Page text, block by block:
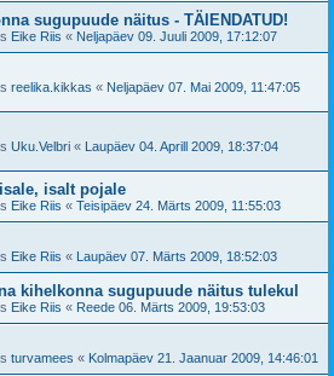
sugupuude näitus - TÄIENDATUD!
Eike Riis « Neljapäev 09. Juuli 2009, 17:12:07
reelika.kikkas « Neljapäev 07. Mai 2009, 11:47:05
Uku.Velbri « Laupäev 04. Aprill 2009, 18:37:04
isalt pojale
Eike Riis « Teisipäev 24. Märts 2009, 11:55:03
Eike Riis « Laupäev 07. Märts 2009, 18:52:03
kihelkonna sugupuude näitus tulekul
Eike Riis « Reede 06. Märts 2009, 19:53:03
turvamees « Kolmapäev 21. Jaanuar 2009, 14:46:01